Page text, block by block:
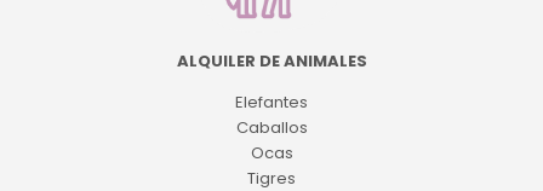
ALQUILER DE ANIMALES
Elefantes
Caballos
Ocas
Tigres